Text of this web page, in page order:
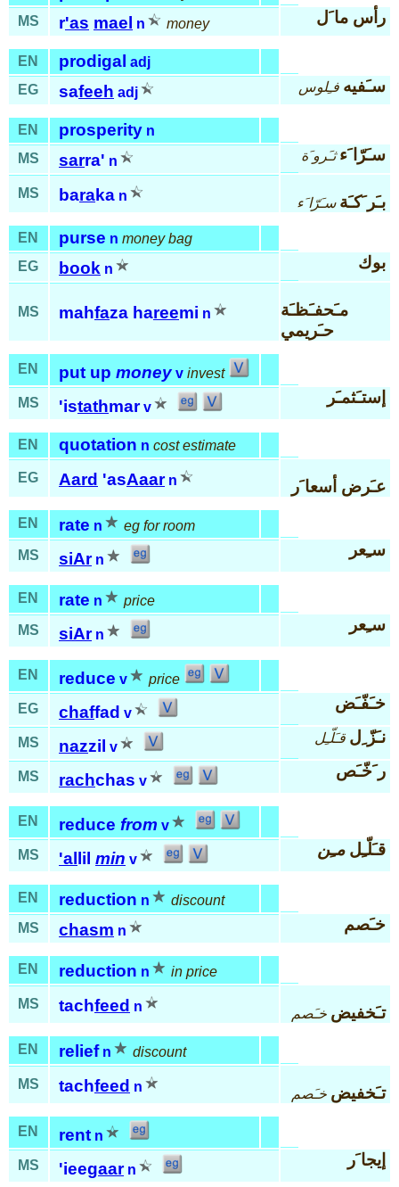
MS
r'as mael n money رأس ما َل
EN prodigal adj
EG
safeeh adj سـَفيه فـِلوس
EN prosperity n
MS
sarra' n سـَرّا َء ثـَرو َة
MS baraka n بـَر َكـَة سـَرّا َء
EN purse n money bag
EG
book n بوك
MS mahfaza hareemi n
مـَحفـَظـَة
حـَريمي
EN put up money v invest
MS
'istathmar v
إستـَثمـَر
EN quotation n cost estimate
EG Aard 'asAaar n عـَرض أسعا َر
EN rate n
eg for room
MS
siAr n
سـِعر
EN rate n
price
MS
siAr n
سـِعر
EN reduce v
price
EG
chaffad v
خـَفّـَض
MS nazzil v
نـَزّ ِل قـَلّـِل
MS rachchas v
ر َخّـَص
EN reduce from v
MS
'al lil min v
قـَلّـِلمـِن
EN reduction n
discount
MS
chasm n خـَصم
EN reduction n in price
MS tachfeed n تـَخفيض خـَصم
EN relief n discount
MS tachfeed n تـَخفيض خـَصم
EN rent n
MS
'ieegaar n
إيجا َر